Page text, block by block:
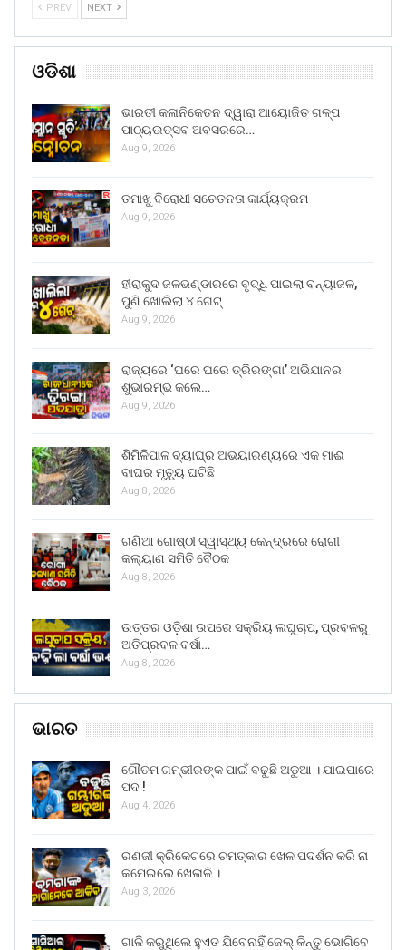
PREV NEXT
ଓଡିଶା
ଭାରତୀ କଳାନିକେତନ ଦ୍ୱାରା ଆୟୋଜିତ ଗଳ୍ପ
ପାଠ୍ୟଉତ୍ସବ ଅବସରରେ…
Aug 9, 2026
ତମାଖୁ ବିରୋଧୀ ସଚେତନତା କାର୍ଯ୍ୟକ୍ରମ
Aug 9, 2026
ହୀରାକୁଦ ଜଳଭଣ୍ଡାରରେ ବୃଦ୍ଧି ପାଇଲା ବନ୍ୟାଜଳ,
ପୁଣି ଖୋଲିଲା ୪ ଗେଟ୍
Aug 9, 2026
ରାଜ୍ୟରେ ‘ଘରେ ଘରେ ତ୍ରିରଙ୍ଗା’ ଅଭିଯାନର
ଶୁଭାରମ୍ଭ କଲେ…
Aug 9, 2026
ଶିମିଳିପାଳ ବ୍ୟାଘ୍ର ଅଭୟାରଣ୍ୟରେ ଏକ ମାଈ
ବାଘର ମୃତ୍ୟୁ ଘଟିଛି
Aug 8, 2026
ଗଣିଆ ଗୋଷ୍ଠୀ ସ୍ୱାସ୍ଥ୍ୟ କେନ୍ଦ୍ରରେ ରୋଗୀ
କଲ୍ୟାଣ ସମିତି ବୈଠକ
Aug 8, 2026
ଉତ୍ତର ଓଡ଼ିଶା ଉପରେ ସକ୍ରିୟ ଲଘୁଚାପ, ପ୍ରବଳରୁ
ଅତିପ୍ରବଳ ବର୍ଷା…
Aug 8, 2026
ଭାରତ
ଗୌତମ ଗମ୍ଭୀରଙ୍କ ପାଇଁ ବଢୁଛି ଅଡୁଆ । ଯାଇପାରେ
ପଦ !
Aug 4, 2026
ରଣଜୀ କ୍ରିକେଟରେ ଚମତ୍କାର ଖେଳ ପଦର୍ଶନ କରି ନା
କମେଇଲେ ଖେଳାଳି ।
Aug 3, 2026
ଗାଳି କରୁଥିଲେ ହୁଏତ ଯିବେନାହିଁ ଜେଲ୍ କିନ୍ତୁ ଭୋଗିବେ